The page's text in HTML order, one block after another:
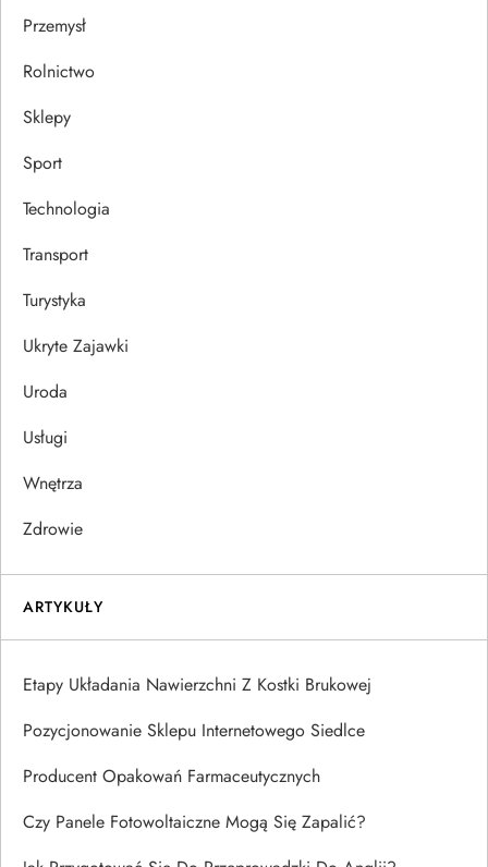
Przemysł
Rolnictwo
Sklepy
Sport
Technologia
Transport
Turystyka
Ukryte Zajawki
Uroda
Usługi
Wnętrza
Zdrowie
ARTYKUŁY
Etapy Układania Nawierzchni Z Kostki Brukowej
Pozycjonowanie Sklepu Internetowego Siedlce
Producent Opakowań Farmaceutycznych
Czy Panele Fotowoltaiczne Mogą Się Zapalić?